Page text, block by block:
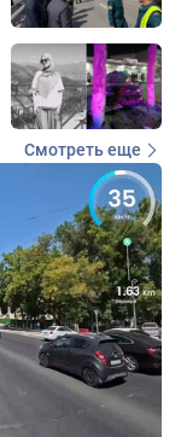
Смотреть еще